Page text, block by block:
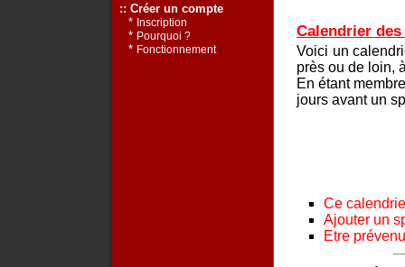
Calendrier
Voici un
près ou de loin,
En étant
jours avant un
Ce
Ajouter un
Etre
:: Créer un compte
* Inscription
* Pourquoi ?
* Fonctionnement